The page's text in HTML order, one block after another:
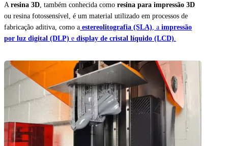
A resina 3D , também conhecida como resina para impressão 3D
ou resina fotossensível, é um material utilizado em processos de
fabricação aditiva, como a estereolitografia (SLA) , a impressão
por luz digital (DLP) e display de cristal líquido (LCD)